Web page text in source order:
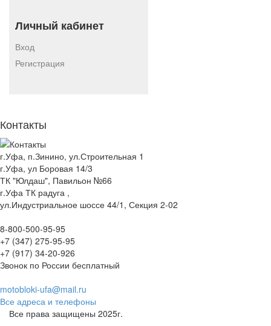
Личный кабинет
Вход
Регистрация
Контакты
г.Уфа, п.Зинино, ул.Строительная 1
г.Уфа, ул Боровая 14/3
ТК "Юлдаш", Павильон №66
г.Уфа ТК радуга ,
ул.Индустриальное шоссе 44/1, Секция 2-02
8-800-500-95-95
+7 (347) 275-95-95
+7 (917) 34-20-926
Звонок по России бесплатный
motobloki-ufa@mail.ru
Все адреса и телефоны
Все права защищены 2025г.